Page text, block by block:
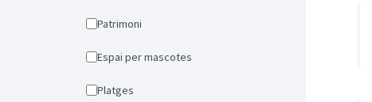
Patrimoni
Espai per mascotes
Platges